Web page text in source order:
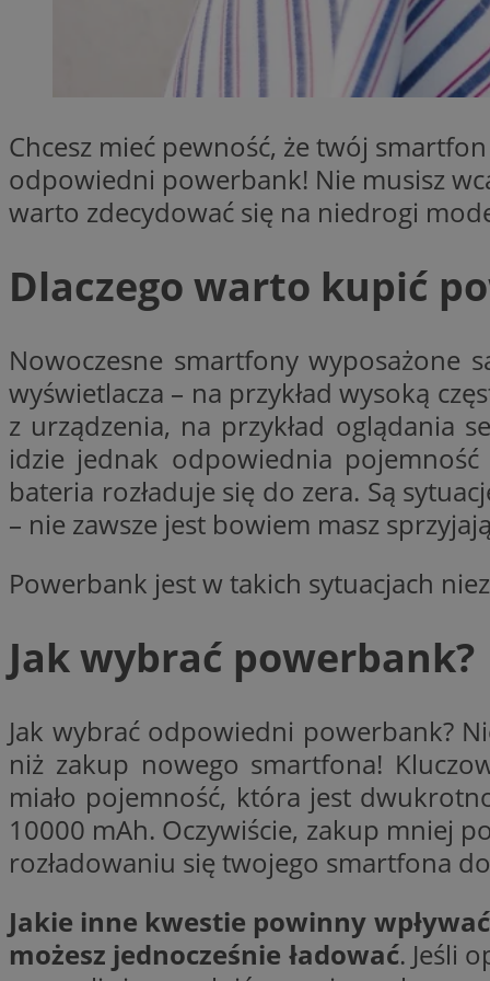
Chcesz mieć pewność, że twój
odpowiedni powerbank! Nie musisz
warto zdecydować się na niedrogi
Dlaczego warto kupić
Nowoczesne smartfony wyposażone
wyświetlacza – na przykład wysoką
z urządzenia, na przykład oglądania
idzie jednak odpowiednia
bateria rozładuje się do zera. Są
– nie zawsze jest bowiem masz
Powerbank jest w takich sytuacjach
Jak wybrać powerbank?
Jak wybrać odpowiedni powerbank?
niż zakup nowego smartfona!
miało pojemność, która jest
10000 mAh. Oczywiście, zakup mniej
rozładowaniu się twojego smartfona
Jakie inne kwestie powinny
możesz jednocześnie ładować. Jeśli
SessID
QeSessID
MvSessID
Nazwa
_clsk
FCCDCF
_ga
_clsk
Nazwa
__gads
IDE
__Secure-
MUID
ANONCHK
VISITOR_INFO1_LIVE
Nazwa